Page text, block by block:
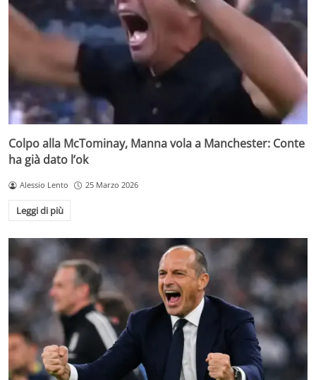
Colpo alla McTominay, Manna vola a Manchester: Conte
ha già dato l’ok
Alessio Lento 25 Marzo 2026
Leggi di più